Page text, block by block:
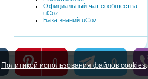
Официальный чат сообщества
uCoz
База знаний uCoz
0 0
Политикой использования файлов cookies.